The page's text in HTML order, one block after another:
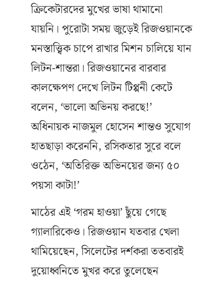
ক্রিকেটারদের মুখের ভাষা থামানো
যায়নি। পুরোটা সময় জুড়েই রিজওয়ানকে
মনস্তাত্ত্বিক চাপে রাখার মিশন চালিয়ে যান
লিটন-শান্তরা। রিজওয়ানের বারবার
কালক্ষেপণ দেখে লিটন টিপ্পনী কেটে
বলেন, ‘ভালো অভিনয় করছে!’
অধিনায়ক নাজমুল হোসেন শান্তও সুযোগ
হাতছাড়া করেননি, রসিকতার সুরে বলে
ওঠেন, ‘অতিরিক্ত অভিনয়ের জন্য ৫০
পয়সা কাটা!’
মাঠের এই ‘গরম হাওয়া’ ছুঁয়ে গেছে
গ্যালারিকেও। রিজওয়ান যতবার খেলা
থামিয়েছেন, সিলেটের দর্শকরা ততবারই
দুয়োধ্বনিতে মুখর করে তুলেছেন